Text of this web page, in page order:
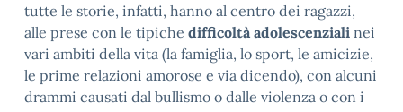
tutte le storie, infatti, hanno al centro dei ragazzi,
alle prese con le tipiche difficoltà adolescenziali nei
vari ambiti della vita (la famiglia, lo sport, le amicizie,
le prime relazioni amorose e via dicendo), con alcuni
drammi causati dal bullismo o dalle violenza o con i